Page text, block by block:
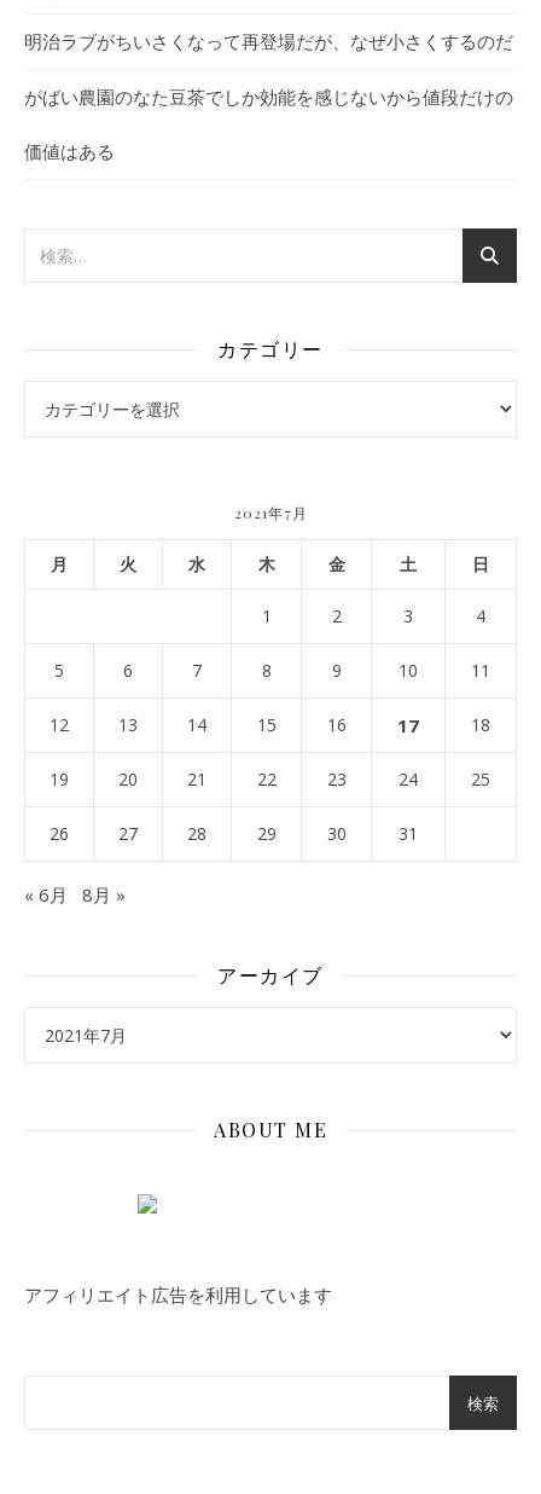
明治ラブがちいさくなって再登場だが、なぜ小さくするのだ
がばい農園のなた豆茶でしか効能を感じないから値段だけの
価値はある
カテゴリー
2021年7月
月 火 水 木 金 土 日
1 2 3 4
5 6 7 8 9 10 11
12 13 14 15 16 17 18
19 20 21 22 23 24 25
26 27 28 29 30 31
« 6月 8月 »
アーカイブ
ABOUT ME
アフィリエイト広告を利用しています
検索